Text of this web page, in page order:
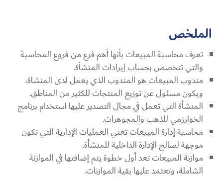
الملخص
تعرف محاسبة المبيعات بأنها أهم فرع من فروع المحاسبة
والتي تتخصص بحساب إيرادات المنشأة.
مندوب المبيعات هو المندوب الذي يعمل لدى المنشاة،
ويكون مسئول عن توزيع المنتجات للكثير من المناطق.
المنشأة التي تعمل في مجال التصدير عليها استخدام برنامج
الخوارزمي للذهب والمجوهرات.
محاسبة إدارة المبيعات تعني العمليات الإدارية التي تكون
موجهة لصالح الإدارة الداخلية للمنشأة.
موازنة المبيعات تعد أول خطوة يتم إضافتها في الموازنة
الشاملة، وتعتمد عليها بقية الموازنات.